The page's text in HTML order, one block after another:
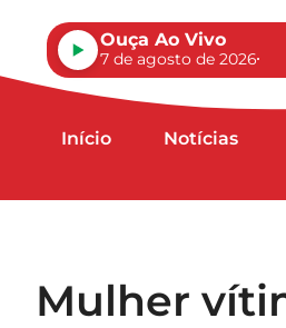
Ouça Ao Vivo
7 de agosto de 2026
Início Notícias
Mulher